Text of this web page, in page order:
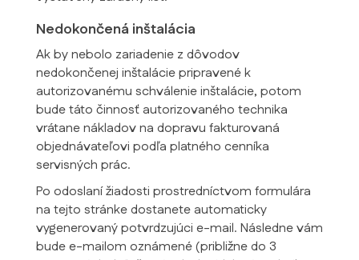
Nedokončená inštalácia
Ak by nebolo zariadenie z dôvodov
nedokončenej inštalácie pripravené k
autorizovanému schválenie inštalácie, potom
bude táto činnosť autorizovaného technika
vrátane nákladov na dopravu fakturovaná
objednávateľovi podľa platného cenníka
servisných prác.
Po odoslaní žiadosti prostredníctvom formulára
na tejto stránke dostanete automaticky
vygenerovaný potvrdzujúci e-mail. Následne vám
bude e-mailom oznámené (približne do 3